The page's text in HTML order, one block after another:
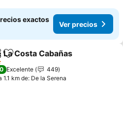
exactos
Ver precios
Agregar a favoritos
La Costa Cabañas
Excelente
449
1.1 km de: De la Serena